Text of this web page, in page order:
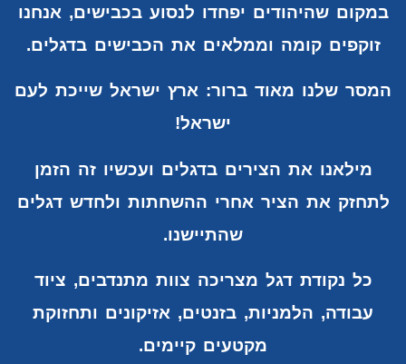
במקום שהיהודים יפחדו לנסוע בכבישים, אנחנו
זוקפים קומה וממלאים את הכבישים בדגלים.
המסר שלנו מאוד ברור: ארץ ישראל שייכת לעם
ישראל!
מילאנו את הצירים בדגלים ועכשיו זה הזמן
לתחזק את הציר אחרי ההשחתות ולחדש דגלים
שהתיישנו.
כל נקודת דגל מצריכה צוות מתנדבים, ציוד
עבודה, הלמניות, בזנטים, אזיקונים ותחזוקת
מקטעים קיימים.